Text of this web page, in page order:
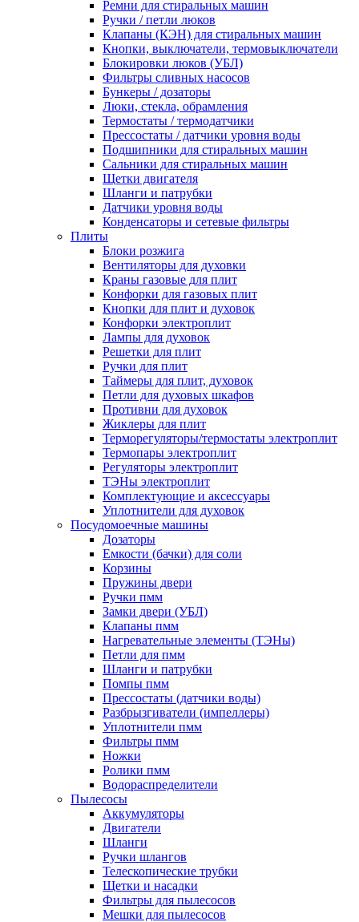
Ремни для стиральных машин
Ручки / петли люков
Клапаны (КЭН) для стиральных машин
Кнопки, выключатели, термовыключатели
Блокировки люков (УБЛ)
Фильтры сливных насосов
Бункеры / дозаторы
Люки, стекла, обрамления
Термостаты / термодатчики
Прессостаты / датчики уровня воды
Подшипники для стиральных машин
Сальники для стиральных машин
Щетки двигателя
Шланги и патрубки
Датчики уровня воды
Конденсаторы и сетевые фильтры
Плиты
Блоки розжига
Вентиляторы для духовки
Краны газовые для плит
Конфорки для газовых плит
Кнопки для плит и духовок
Конфорки электроплит
Лампы для духовок
Решетки для плит
Ручки для плит
Таймеры для плит, духовок
Петли для духовых шкафов
Противни для духовок
Жиклеры для плит
Терморегуляторы/термостаты электроплит
Термопары электроплит
Регуляторы электроплит
ТЭНы электроплит
Комплектующие и аксессуары
Уплотнители для духовок
Посудомоечные машины
Дозаторы
Емкости (бачки) для соли
Корзины
Пружины двери
Ручки пмм
Замки двери (УБЛ)
Клапаны пмм
Нагревательные элементы (ТЭНы)
Петли для пмм
Шланги и патрубки
Помпы пмм
Прессостаты (датчики воды)
Разбрызгиватели (импеллеры)
Уплотнители пмм
Фильтры пмм
Ножки
Ролики пмм
Водораспределители
Пылесосы
Аккумуляторы
Двигатели
Шланги
Ручки шлангов
Телескопические трубки
Щетки и насадки
Фильтры для пылесосов
Мешки для пылесосов